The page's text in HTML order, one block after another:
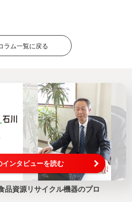
ラム一覧に戻る
インタビューを読む
品資源リサイクル機器のプロ